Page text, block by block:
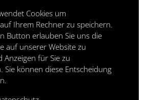
Cookies um
Ihrem Rechner zu speichern.
Button erlauben Sie uns die
auf unserer Website zu
Anzeigen für Sie zu
Sie können diese Entscheidung